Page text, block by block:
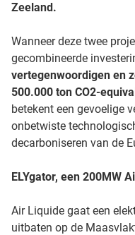
Zeeland.
Wanneer deze twee
gecombineerde
vertegenwoordigen en
500.000 ton CO2-
betekent een gevoelige
onbetwiste
decarboniseren van de
ELYgator, een 200MW
Air Liquide gaat een
uitbaten op de